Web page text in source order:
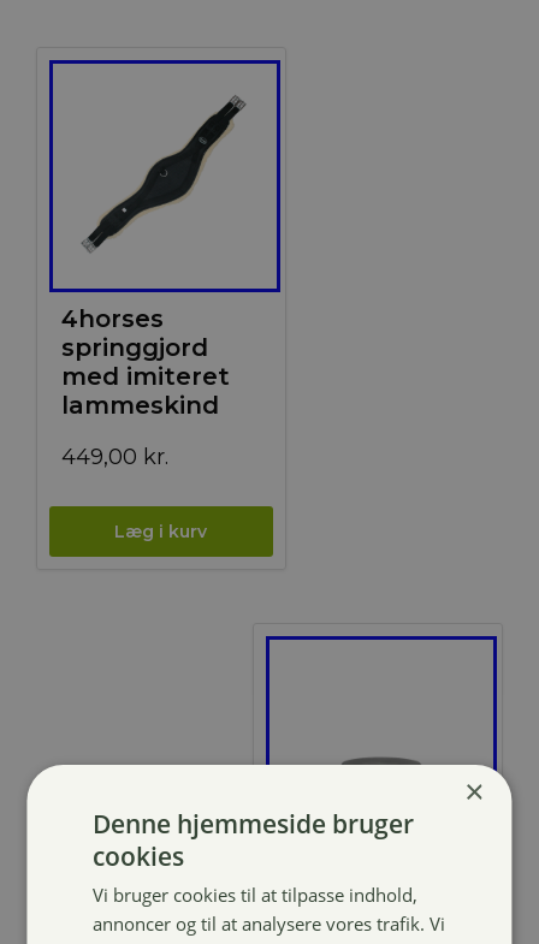
4horses
springgjord
med imiteret
lammeskind
449,00 kr.
Nathalie Læder
sæbe 200ml
×
Denne hjemmeside bruger
cookies
Vi bruger cookies til at tilpasse indhold,
annoncer og til at analysere vores trafik. Vi